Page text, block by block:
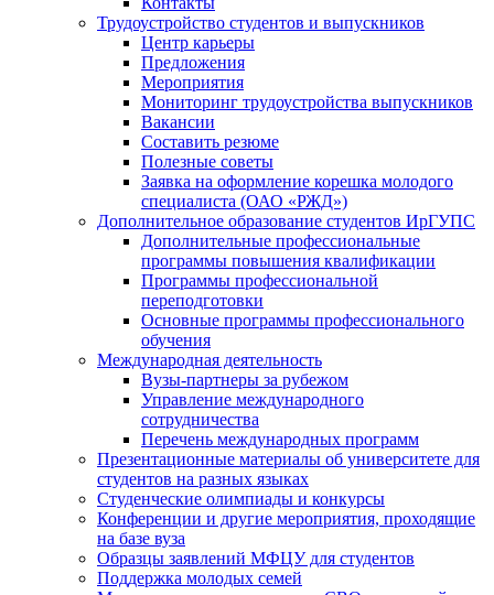
Трудоустройство студентов и выпускников
Центр карьеры
Предложения
Мероприятия
Мониторинг трудоустройства выпускников
Вакансии
Составить резюме
Полезные советы
Заявка на оформление корешка молодого
специалиста (ОАО «РЖД»)
Дополнительное образование студентов ИрГУПС
Дополнительные профессиональные
программы повышения квалификации
Программы профессиональной
переподготовки
Основные программы профессионального
обучения
Международная деятельность
Вузы-партнеры за рубежом
Управление международного
сотрудничества
Перечень международных программ
Презентационные материалы об университете для
студентов на разных языках
Студенческие олимпиады и конкурсы
Конференции и другие мероприятия, проходящие
на базе вуза
Образцы заявлений МФЦУ для студентов
Поддержка молодых семей